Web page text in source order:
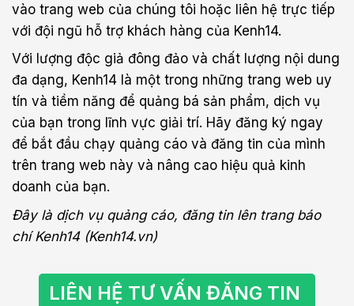
vào trang web của chúng tôi hoặc liên hệ trực tiếp
với đội ngũ hỗ trợ khách hàng của Kenh14.
Với lượng độc giả đông đảo và chất lượng nội dung
đa dạng, Kenh14 là một trong những trang web uy
tín và tiềm năng để quảng bá sản phẩm, dịch vụ
của bạn trong lĩnh vực giải trí. Hãy đăng ký ngay
để bắt đầu chạy quảng cáo và đăng tin của mình
trên trang web này và nâng cao hiệu quả kinh
doanh của bạn.
Đây là dịch vụ quảng cáo, đăng tin lên trang báo
chí Kenh14 (Kenh14.vn)
LIÊN HỆ TƯ VẤN ĐĂNG TIN